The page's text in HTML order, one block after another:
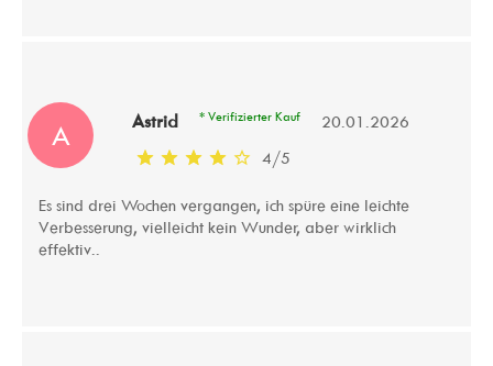
A Astrid * Verifizierter Kauf
20.01.2026
4/5
Es sind drei Wochen vergangen, ich spüre eine leichte
Verbesserung, vielleicht kein Wunder, aber wirklich
effektiv..